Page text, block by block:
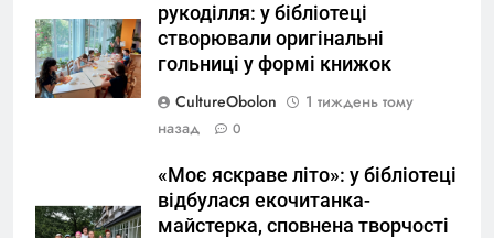
рукоділля: у бібліотеці
створювали оригінальні
гольниці у формі книжок
CultureObolon
1 тиждень тому
назад
0
«Моє яскраве літо»: у бібліотеці
відбулася екочитанка-
майстерка, сповнена творчості